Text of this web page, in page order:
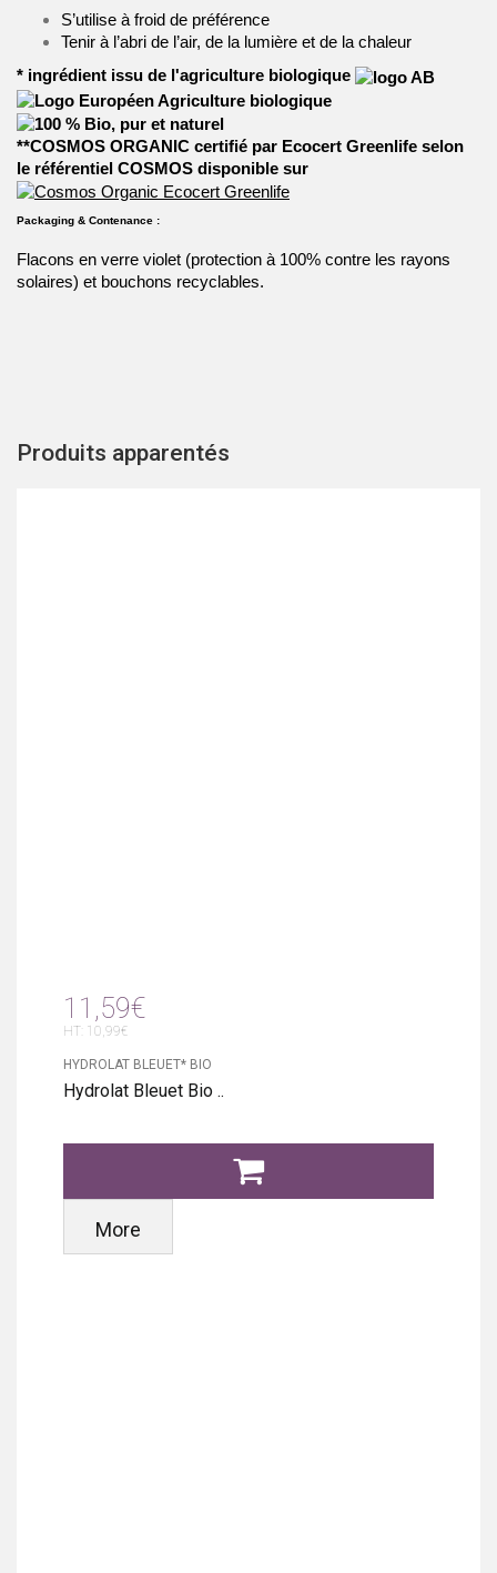
S’utilise à froid de préférence
Tenir à l’abri de l’air, de la lumière et de la chaleur
* ingrédient issu de l'agriculture biologique
**COSMOS ORGANIC certifié par Ecocert Greenlife selon
le référentiel COSMOS disponible sur
Packaging & Contenance :
Flacons en verre violet (protection à 100% contre les rayons
solaires) et bouchons recyclables.
Produits apparentés
11,59€
HT: 10,99€
HYDROLAT BLEUET* BIO
Hydrolat Bleuet Bio ..
More